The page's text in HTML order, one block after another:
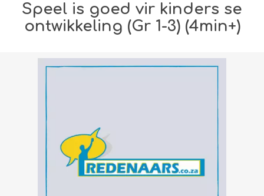
Speel is goed vir kinders se
ontwikkeling (Gr 1-3) (4min+)